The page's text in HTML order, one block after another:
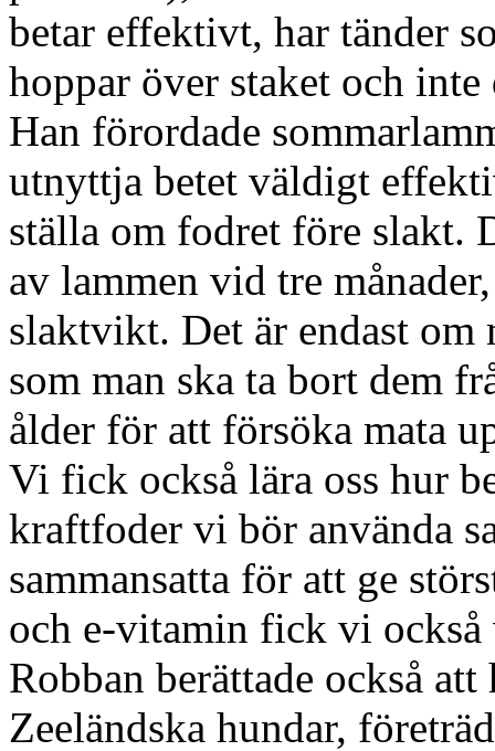
betar effektivt, har tänder
hoppar över staket och
Han förordade
utnyttja betet väldigt
ställa om fodret före slakt.
av lammen vid tre
slaktvikt. Det är endast
som man ska ta bort dem
ålder för att försöka mata
Vi fick också lära oss hur
kraftfoder vi bör använda
sammansatta för att ge
och e-vitamin fick vi också
Robban berättade också
Zeeländska hundar,